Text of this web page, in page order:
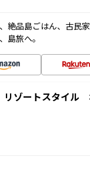
絶品島ごはん、古民
島旅へ。
ゾートスタイル